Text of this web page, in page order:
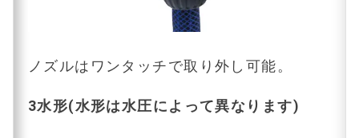
ノズルはワンタッチで取り外し可能。
3水形(水形は水圧によって異なります)